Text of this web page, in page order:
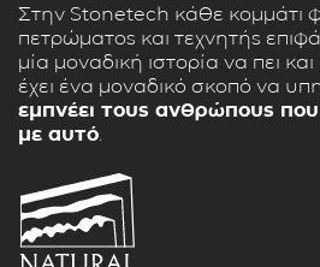
Στην Stonetech κάθε κομμάτι
πετρώματος και τεχνητής
μία μοναδική ιστορία να πει
έχει ένα μοναδικό σκοπό να
εμπνέει τους ανθρώπους
με αυτό.